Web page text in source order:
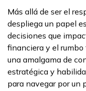
Más allá de ser el
despliega un papel
decisiones que
financiera y el rumbo
una amalgama de
estratégica y
para navegar por un